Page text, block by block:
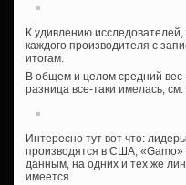
К удивлению
каждого производителя с
итогам.
В общем и целом средний вес
разница все-таки имелась,
Интересно тут вот что:
производятся в США, «Gamo»
данным, на одних и тех же
имеется.